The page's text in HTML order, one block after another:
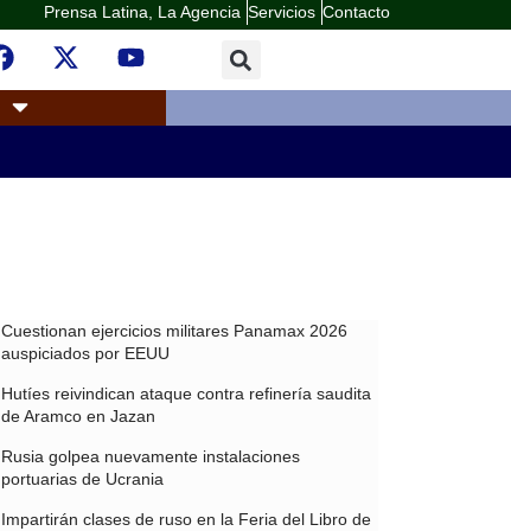
Prensa Latina, La Agencia Servicios Contacto
Cuestionan ejercicios militares Panamax 2026
auspiciados por EEUU
Hutíes reivindican ataque contra refinería saudita
de Aramco en Jazan
Rusia golpea nuevamente instalaciones
portuarias de Ucrania
Impartirán clases de ruso en la Feria del Libro de